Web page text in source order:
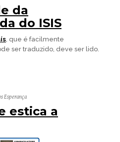
da
do ISIS
, que é facilmente
ser traduzido, deve ser lido.
Esperança
estica a